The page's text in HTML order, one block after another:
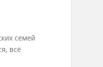
семей
всё